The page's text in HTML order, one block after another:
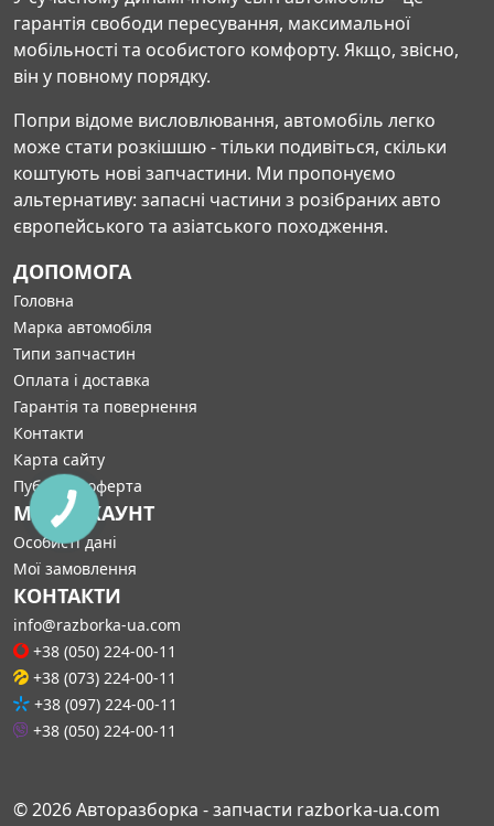
гарантія свободи пересування, максимальної
мобільності та особистого комфорту. Якщо, звісно,
він у повному порядку.
Попри відоме висловлювання, автомобіль легко
може стати розкішшю - тільки подивіться, скільки
коштують нові запчастини. Ми пропонуємо
альтернативу: запасні частини з розібраних авто
європейського та азіатського походження.
ДОПОМОГА
Головна
Марка автомобіля
Типи запчастин
Оплата і доставка
Гарантія та повернення
Контакти
Карта сайту
Публічна оферта
МІЙ АККАУНТ
Особисті дані
Мої замовлення
КОНТАКТИ
info@razborka-ua.com
+38 (050) 224-00-11
+38 (073) 224-00-11
+38 (097) 224-00-11
+38 (050) 224-00-11
© 2026 Авторазборка - запчасти razborka-ua.com